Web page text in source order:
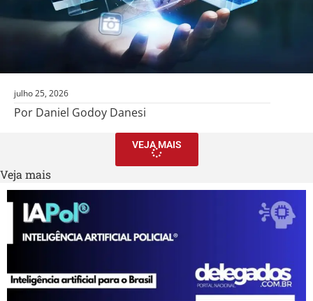
julho 25, 2026
Por Daniel Godoy Danesi
VEJA MAIS
Veja mais